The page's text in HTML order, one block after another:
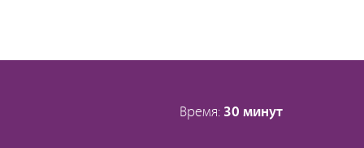
Время: 30 минут